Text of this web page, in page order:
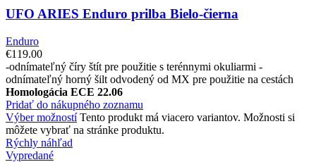
UFO ARIES Enduro prilba Bielo-čierna
Enduro
€119.00
-odnímateľný číry štít pre použitie s terénnymi okuliarmi -
odnímateľný horný šilt odvodený od MX pre použitie na cestách
Homologácia ECE 22.06
Pridať do nákupného zoznamu
Výber možností Tento produkt má viacero variantov. Možnosti si
môžete vybrať na stránke produktu.
Rýchly náhľad
Vypredané